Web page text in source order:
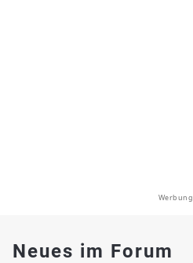
Werbung
Neues im Forum